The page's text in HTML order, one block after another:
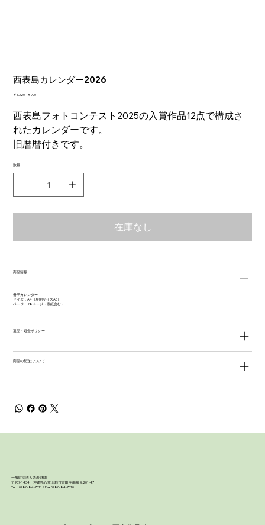
西表島カレンダー2026
元
価
格
￥1,320
セ
ル
価
格
￥990
西表島フォトコンテスト2025の入賞作品12点で構成さ
れたカレンダーです。
旧暦暦付きです。
数量
在庫なし
商品情報
冊子カレンダー
サイズ：A4（展開サイズA3）
ページ：28ページ（表紙含む）
返品・返金ポリシー
商品の配送について
一般財団法人西表財団
〒907-1434 沖縄県八重山郡竹富町字南風見201-47
Tel：0980-84-7011 / Fax:0980-84-7010